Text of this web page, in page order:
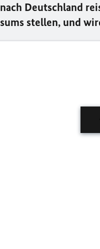
Deutschland
stellen, und